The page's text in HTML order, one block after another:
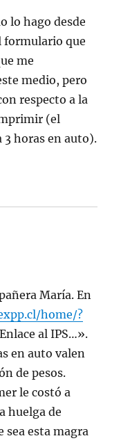
lo hago desde
formulario que
me
medio, pero
respecto a la
(el
3 horas en auto).
María. En
home/?
al IPS…».
en auto valen
de pesos.
le costó a
huelga de
sea esta magra